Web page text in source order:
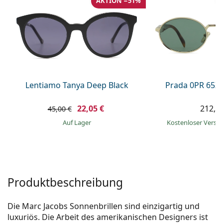
Prada
Alle Marken
Lentiamo Tanya Deep Black
45,00 € 22,05 €
auf Lager
Prada 0PR
Kostenloser
Produktbeschreibung
Die Marc Jacobs Sonnenbrillen sind einzigartig und
luxuriös. Die Arbeit des amerikanischen Designers ist